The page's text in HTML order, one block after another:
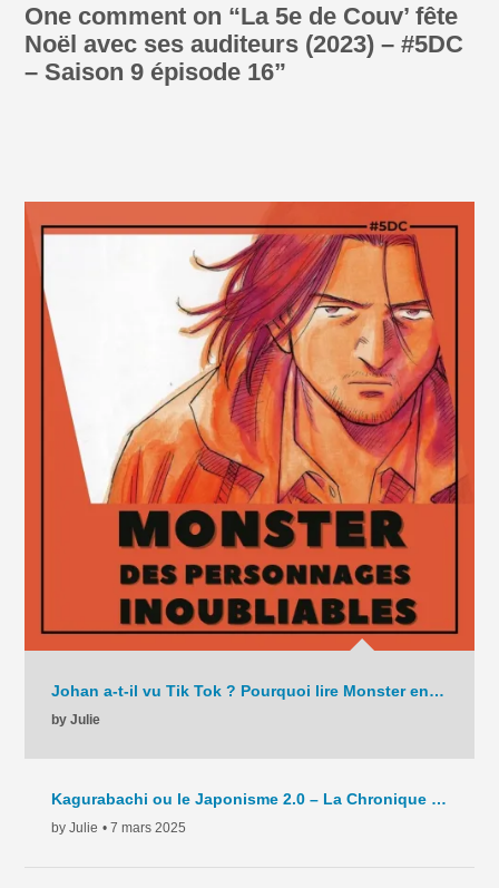
One comment on “La 5e de Couv’ fête
Noël avec ses auditeurs (2023) – #5DC
– Saison 9 épisode 16”
Johan a-t-il vu Tik Tok ? Pourquoi lire Monster en 2025 ? – La Chronique – C9 – 2025
by Julie
Kagurabachi ou le Japonisme 2.0 – La Chronique Hebdo – C8 – 2025
by Julie • 7 mars 2025